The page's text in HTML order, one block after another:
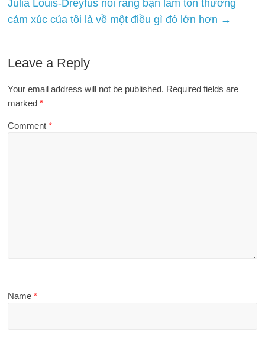
Julia Louis-Dreyfus nói rằng bạn làm tổn thương
cảm xúc của tôi là về một điều gì đó lớn hơn →
Leave a Reply
Your email address will not be published. Required fields are
marked*
Comment*
Name*